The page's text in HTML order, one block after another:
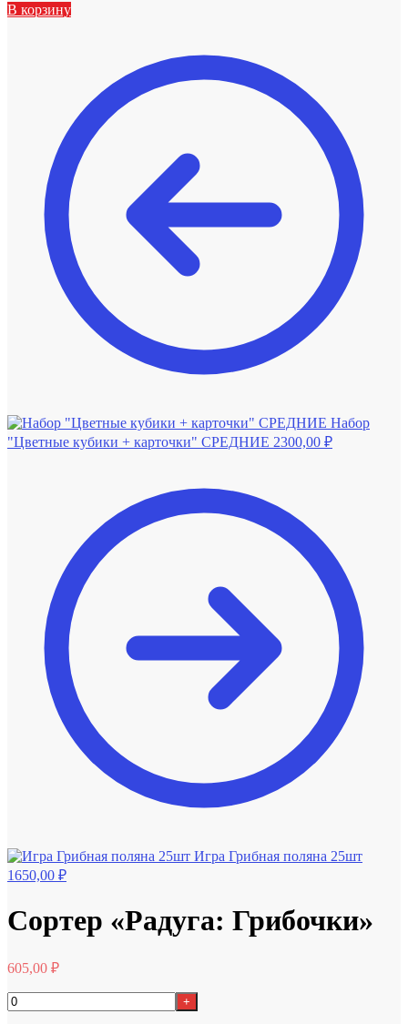
В корзину
Набор
"Цветные кубики + карточки" СРЕДНИЕ 2300,00 ₽
Игра Грибная поляна 25шт
1650,00 ₽
Сортер «Радуга: Грибочки»
605,00 ₽
+